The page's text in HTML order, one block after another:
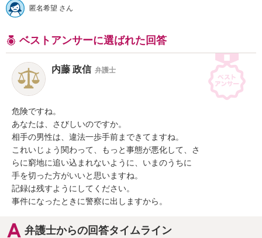
匿名希望 さん
ベストアンサーに選ばれた回答
内藤 政信 弁護士
危険ですね。
あなたは、さびしいのですか。
相手の男性は、違法一歩手前まできてますね。
これいじょう関わって、もっと事態が悪化して、さ
らに窮地に追い込まれないように、いまのうちに
手を切った方がいいと思いますね。
記録は残すようにしてください。
事件になったときに警察に出しますから。
弁護士からの回答タイムライン